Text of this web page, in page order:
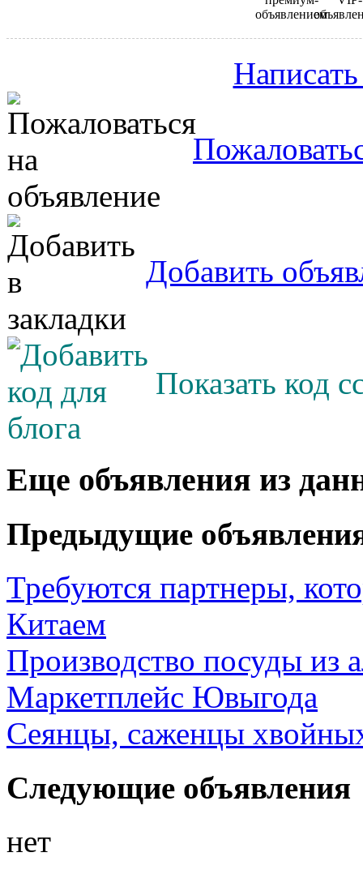
Добавить
Показать код
Еще объявления из
Предыдущие
Требуются партнеры,
Китаем
Производство посуды из
Маркетплейс Ювыгода
Сеянцы, саженцы
Следующие объявления
нет